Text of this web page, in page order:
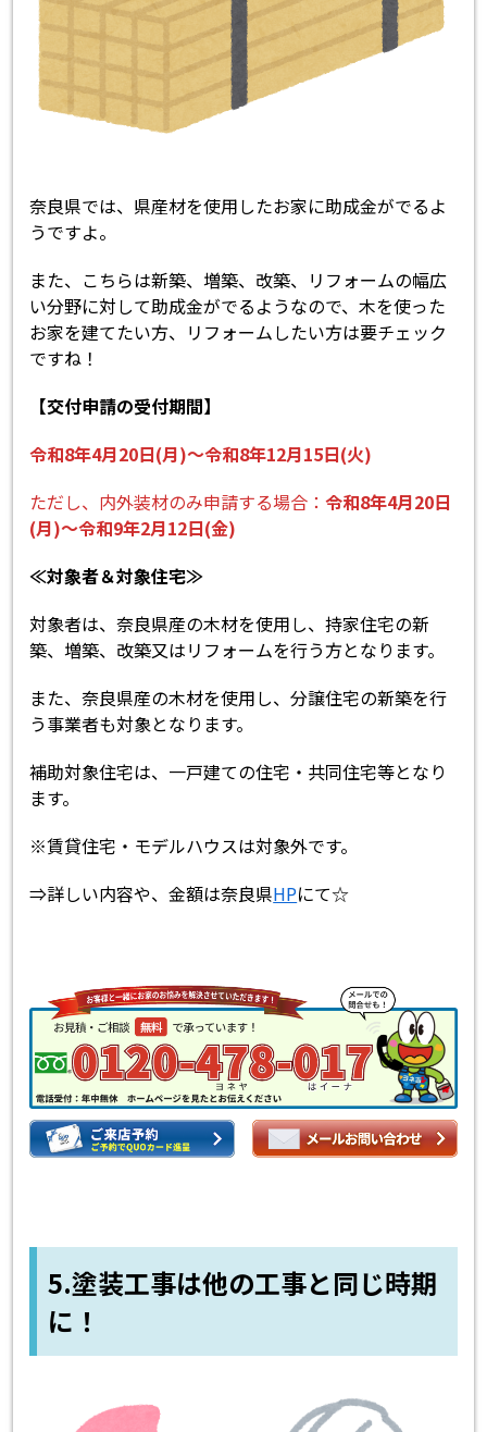
奈良県では、県産材を使用したお家に助成金がでるよ
うですよ。
また、こちらは新築、増築、改築、リフォームの幅広
い分野に対して助成金がでるようなので、木を使った
お家を建てたい方、リフォームしたい方は要チェック
ですね！
【交付申請の受付期間】
令和8年4月20日(月)～令和8年12月15日(火)
ただし、内外装材のみ申請する場合：令和8年4月20日
(月)～令和9年2月12日(金)
≪対象者＆対象住宅≫
対象者は、奈良県産の木材を使用し、持家住宅の新
築、増築、改築又はリフォームを行う方となります。
また、奈良県産の木材を使用し、分譲住宅の新築を行
う事業者も対象となります。
補助対象住宅は、一戸建ての住宅・共同住宅等となり
ます。
※賃貸住宅・モデルハウスは対象外です。
⇒詳しい内容や、金額は奈良県HPにて☆
5.塗装工事は他の工事と同じ時期
に！